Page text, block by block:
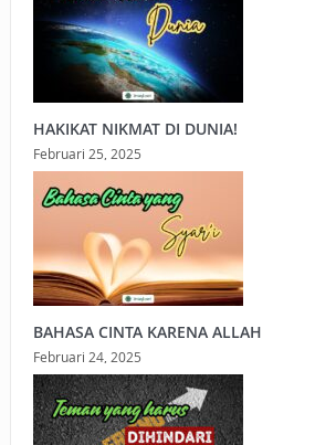
HAKIKAT NIKMAT DI DUNIA!
Februari 25, 2025
BAHASA CINTA KARENA ALLAH
Februari 24, 2025